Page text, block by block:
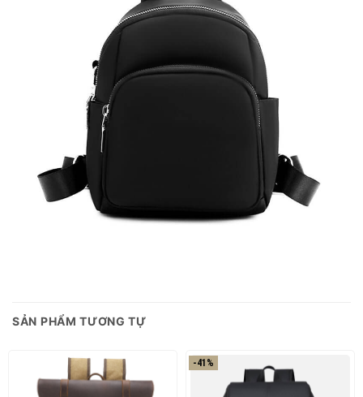
SẢN PHẨM TƯƠNG TỰ
-41%